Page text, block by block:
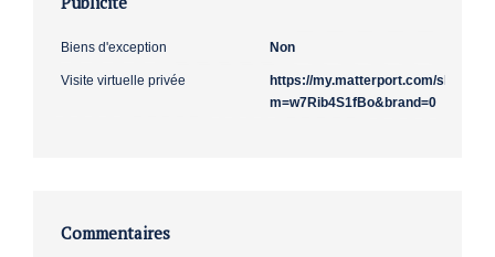
Biens d'exception Non
Visite virtuelle privée
https://my.matterport.com/show/?
m=w7Rib4S1fBo&brand=0
Commentaires